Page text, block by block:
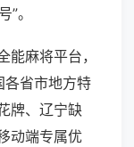
。
麻将平台，
各省市地方特
牌、辽宁缺
动端专属优